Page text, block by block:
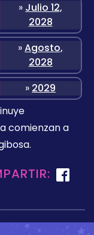
» Julio 12,
2028
»Agosto,
2028
» 2029
comienzan a